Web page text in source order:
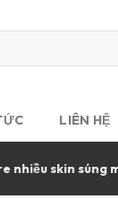
LIÊN HỆ
skin súng miễn phí